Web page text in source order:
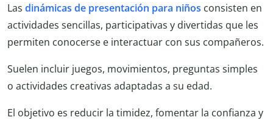
Las dinámicas de presentación para niños consisten en
actividades sencillas, participativas y divertidas que les
permiten conocerse e interactuar con sus compañeros.
Suelen incluir juegos, movimientos, preguntas simples
o actividades creativas adaptadas a su edad.
El objetivo es reducir la timidez, fomentar la confianza y